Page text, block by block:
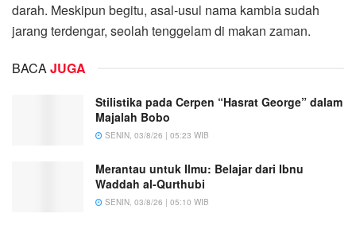
darah. Meskipun begitu, asal-usul nama kambia sudah
jarang terdengar, seolah tenggelam di makan zaman.
BACAJUGA
Stilistika pada Cerpen “Hasrat George” dalam
Majalah Bobo
SENIN, 03/8/26 | 05:23 WIB
Merantau untuk Ilmu: Belajar dari Ibnu
Waddah al-Qurthubi
SENIN, 03/8/26 | 05:10 WIB